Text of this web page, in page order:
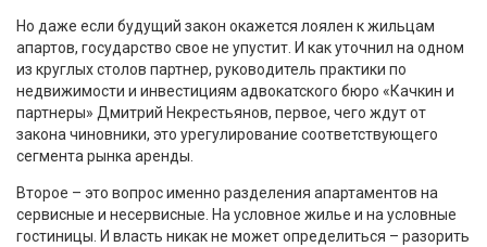
Но даже если будущий закон окажется лоялен к жильцам
апартов, государство свое не упустит. И как уточнил на одном
из круглых столов партнер, руководитель практики по
недвижимости и инвестициям адвокатского бюро «Качкин и
партнеры» Дмитрий Некрестьянов, первое, чего ждут от
закона чиновники, это урегулирование соответствующего
сегмента рынка аренды.
Второе – это вопрос именно разделения апартаментов на
сервисные и несервисные. На условное жилье и на условные
гостиницы. И власть никак не может определиться – разорить